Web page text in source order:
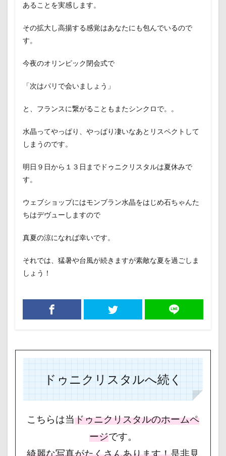
あることを実感します。
その拡大し高揚する感覚はあなたにも包んでいるので
す。
今夜のオリンピック閉会式で
「次はパリで会いましょう」
と、フランスに繋がることもまたシンクロで。。
水晶ってやっぱり、やっぱり凄いなあとリスペクトして
しまうのです。
明日９日から１３日までドゥニクリスタルは夏休みで
す。
ウェブショップにはモンブラン水晶をはじめ石ちゃんた
ちはデヴューしますので
真夏の涼になれば幸いです。
それでは、猛暑や台風が続きますが素敵な夏を過ごしま
しょう！
ドゥニクリスタルへ続く
こちらは当ドゥニクリスタルのホームペ
ージです。
綺麗な写真がたくさんあります！是非見